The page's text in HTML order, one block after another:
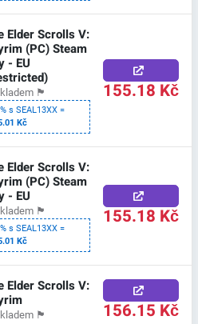
Elder Scrolls V:
(PC) Steam
- EU
🏴
s SEAL13XX =
Kč
155.18 Kč
Elder Scrolls V:
(PC) Steam
- EU
🏴
s SEAL13XX =
Kč
155.18 Kč
Elder Scrolls V:
🏴 156.15 Kč